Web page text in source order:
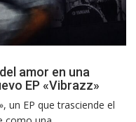
amor en una
EP «Vibrazz»
un EP que trasciende el